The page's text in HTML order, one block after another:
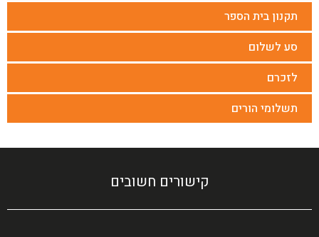
תקנון בית הספר
סע לשלום
לזכרם
תשלומי הורים
קישורים חשובים